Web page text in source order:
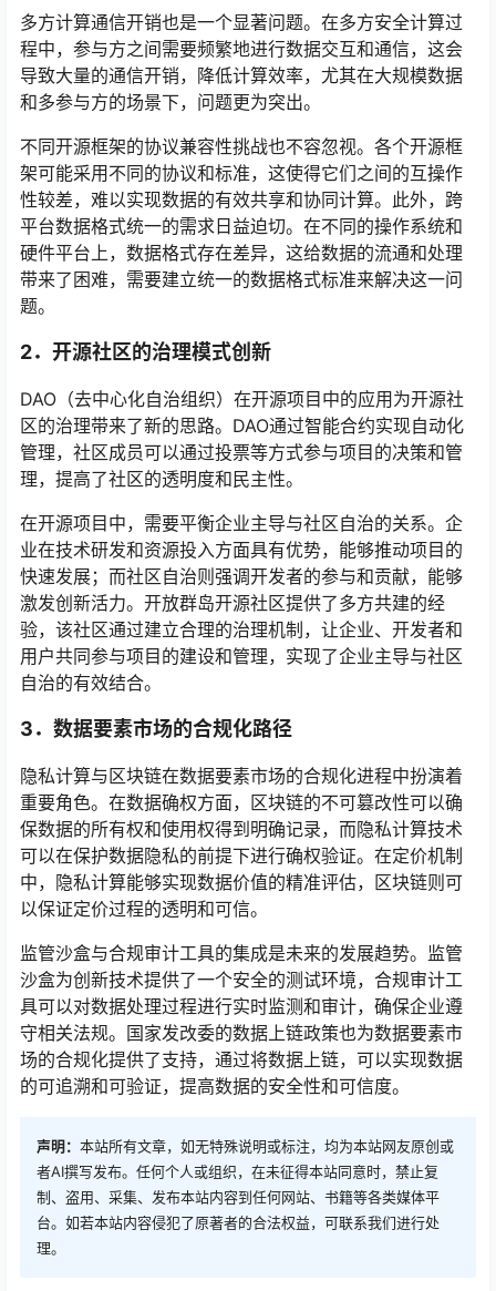
多方计算通信开销也是一个显著问题。在多方安全计算过
程中，参与方之间需要频繁地进行数据交互和通信，这会
导致大量的通信开销，降低计算效率，尤其在大规模数据
和多参与方的场景下，问题更为突出。
不同开源框架的协议兼容性挑战也不容忽视。各个开源框
架可能采用不同的协议和标准，这使得它们之间的互操作
性较差，难以实现数据的有效共享和协同计算。此外，跨
平台数据格式统一的需求日益迫切。在不同的操作系统和
硬件平台上，数据格式存在差异，这给数据的流通和处理
带来了困难，需要建立统一的数据格式标准来解决这一问
题。
2． 开源社区的治理模式创新
DAO（去中心化自治组织）在开源项目中的应用为开源社
区的治理带来了新的思路。DAO通过智能合约实现自动化
管理，社区成员可以通过投票等方式参与项目的决策和管
理，提高了社区的透明度和民主性。
在开源项目中，需要平衡企业主导与社区自治的关系。企
业在技术研发和资源投入方面具有优势，能够推动项目的
快速发展；而社区自治则强调开发者的参与和贡献，能够
激发创新活力。开放群岛开源社区提供了多方共建的经
验，该社区通过建立合理的治理机制，让企业、开发者和
用户共同参与项目的建设和管理，实现了企业主导与社区
自治的有效结合。
3． 数据要素市场的合规化路径
隐私计算与区块链在数据要素市场的合规化进程中扮演着
重要角色。在数据确权方面，区块链的不可篡改性可以确
保数据的所有权和使用权得到明确记录，而隐私计算技术
可以在保护数据隐私的前提下进行确权验证。在定价机制
中，隐私计算能够实现数据价值的精准评估，区块链则可
以保证定价过程的透明和可信。
监管沙盒与合规审计工具的集成是未来的发展趋势。监管
沙盒为创新技术提供了一个安全的测试环境，合规审计工
具可以对数据处理过程进行实时监测和审计，确保企业遵
守相关法规。国家发改委的数据上链政策也为数据要素市
场的合规化提供了支持，通过将数据上链，可以实现数据
的可追溯和可验证，提高数据的安全性和可信度。
声明： 本站所有文章，如无特殊说明或标注，均为本站网友原创或
者AI撰写发布。任何个人或组织，在未征得本站同意时，禁止复
制、盗用、采集、发布本站内容到任何网站、书籍等各类媒体平
台。如若本站内容侵犯了原著者的合法权益，可联系我们进行处
理。